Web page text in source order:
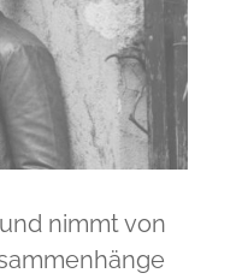
nimmt von